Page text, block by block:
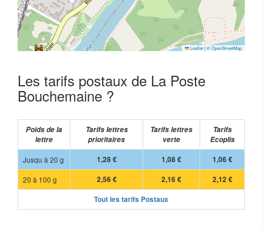
Leaflet|©OpenStreetMap
Les tarifs postaux de La Poste
Bouchemaine ?
Poids de la
lettre
Tarifs lettres
prioritaires
Tarifs lettres
verte
Tarifs
Ecoplis
Jusqu à 20 g
1,28 € 1,08 €
1,06 €
20 à 100 g
2,56 € 2,16 €
2,12 €
Tout les tarifs Postaux